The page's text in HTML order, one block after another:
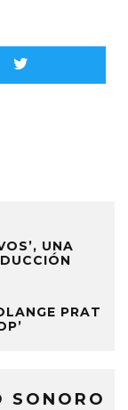
UNA
PRAT
SONORO